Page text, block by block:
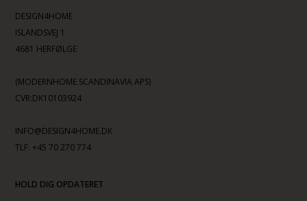
DESIGN4HOME
ISLANDSVEJ 1
4681 HERFØLGE
(MODERNHOME SCANDINAVIA APS)
CVR:DK10103924
INFO@DESIGN4HOME.DK
TLF. +45 70 270 774
HOLD DIG OPDATERET